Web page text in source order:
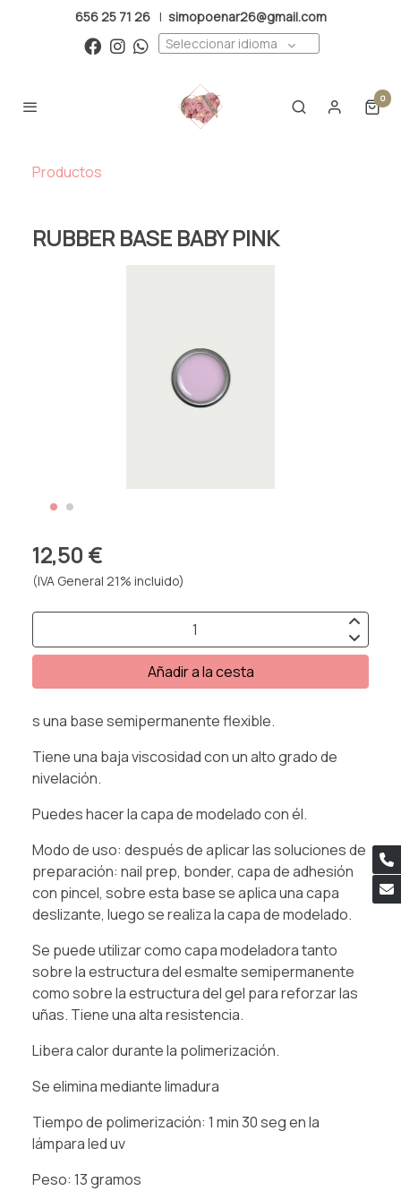
656 25 71 26 | simopoenar26@gmail.com
Seleccionar idioma
0
Productos
RUBBER BASE BABY PINK
12,50 €
(IVA General 21% incluido)
Añadir a la cesta
s una base semipermanente flexible.
Tiene una baja viscosidad con un alto grado de
nivelación.
Puedes hacer la capa de modelado con él.
Modo de uso: después de aplicar las soluciones de
preparación: nail prep, bonder, capa de adhesión
con pincel, sobre esta base se aplica una capa
deslizante, luego se realiza la capa de modelado.
Se puede utilizar como capa modeladora tanto
sobre la estructura del esmalte semipermanente
como sobre la estructura del gel para reforzar las
uñas. Tiene una alta resistencia.
Libera calor durante la polimerización.
Se elimina mediante limadura
Tiempo de polimerización: 1 min 30 seg en la
lámpara led uv
Peso: 13 gramos